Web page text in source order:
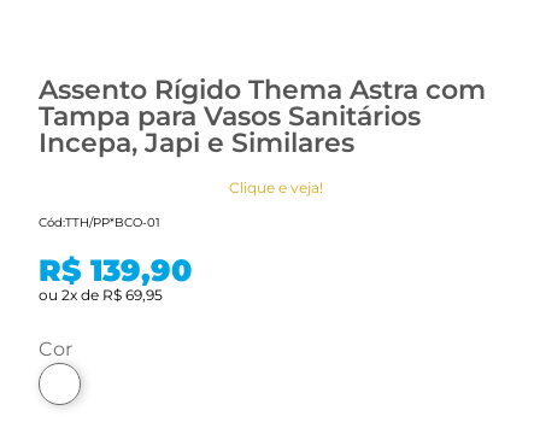
Assento Rígido Thema Astra com
Tampa para Vasos Sanitários
Incepa, Japi e Similares
Clique e veja!
Cód:TTH/PP*BCO-01
R$ 139,90
ou 2x de R$ 69,95
cor